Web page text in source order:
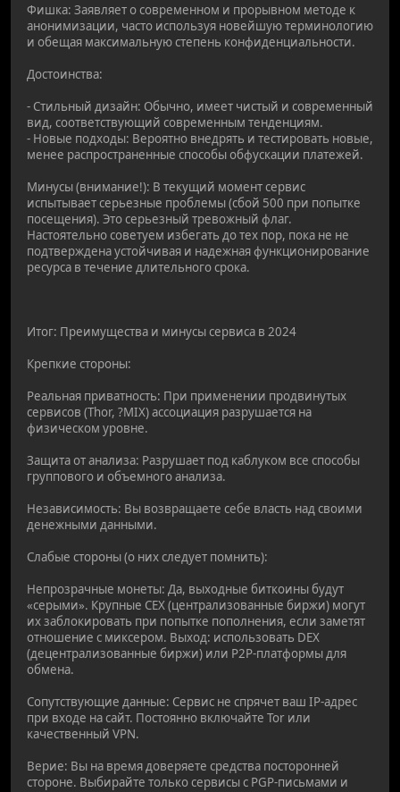
Фишка: Заявляет о современном и прорывном методе к
анонимизации, часто используя новейшую терминологию
и обещая максимальную степень конфиденциальности.
Достоинства:
- Стильный дизайн: Обычно, имеет чистый и современный
вид, соответствующий современным тенденциям.
- Новые подходы: Вероятно внедрять и тестировать новые,
менее распространенные способы обфускации платежей.
Минусы (внимание!): В текущий момент сервис
испытывает серьезные проблемы (сбой 500 при попытке
посещения). Это серьезный тревожный флаг.
Настоятельно советуем избегать до тех пор, пока не не
подтверждена устойчивая и надежная функционирование
ресурса в течение длительного срока.
Итог: Преимущества и минусы сервиса в 2024
Крепкие стороны:
Реальная приватность: При применении продвинутых
сервисов (Thor, ?MIX) ассоциация разрушается на
физическом уровне.
Защита от анализа: Разрушает под каблуком все способы
группового и объемного анализа.
Независимость: Вы возвращаете себе власть над своими
денежными данными.
Слабые стороны (о них следует помнить):
Непрозрачные монеты: Да, выходные биткоины будут
«серыми». Крупные CEX (централизованные биржи) могут
их заблокировать при попытке пополнения, если заметят
отношение с миксером. Выход: использовать DEX
(децентрализованные биржи) или P2P-платформы для
обмена.
Сопутствующие данные: Сервис не спрячет ваш IP-адрес
при входе на сайт. Постоянно включайте Tor или
качественный VPN.
Верие: Вы на время доверяете средства посторонней
стороне. Выбирайте только сервисы с PGP-письмами и